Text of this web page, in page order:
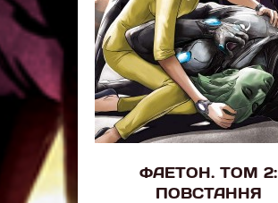
ФАЕТОН. ТОМ 2:
ПОВСТАННЯ